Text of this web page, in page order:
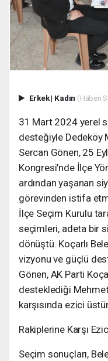
Erkek| Kadın (Haberi
31 Mart 2024 yerel
desteğiyle Dedeköy
Sercan Gönen, 25
Kongresi’nde İlçe
ardından yaşanan
görevinden istifa
İlçe Seçim Kurulu
seçimleri, adeta bir
dönüştü. Koçarlı
vizyonu ve güçlü
Gönen, AK Parti
desteklediği
karşısında ezici
Rakiplerine Karşı
Seçim sonuçları,